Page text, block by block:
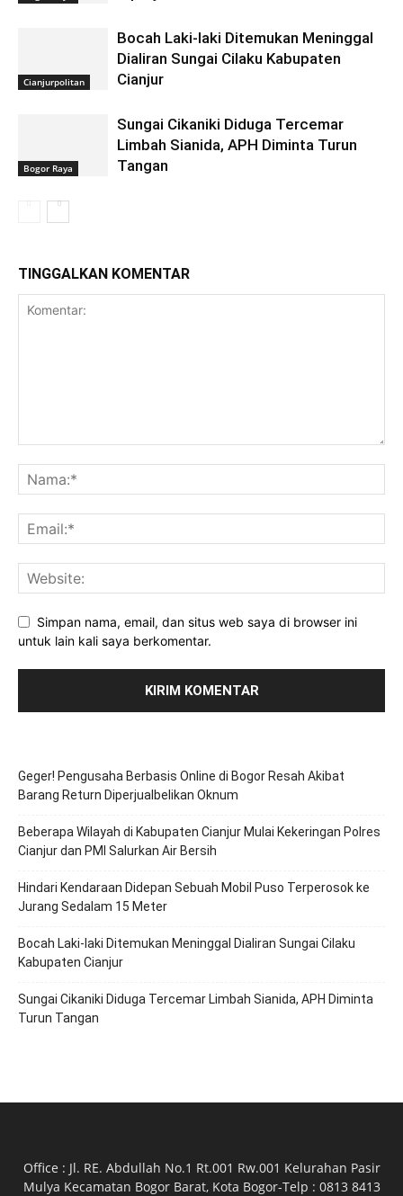
Cianjurpolitan
Bocah Laki-laki Ditemukan Meninggal
Dialiran Sungai Cilaku Kabupaten
Cianjur
Bogor Raya
Sungai Cikaniki Diduga Tercemar
Limbah Sianida, APH Diminta Turun
Tangan
TINGGALKAN KOMENTAR
Simpan nama, email, dan situs web saya di browser ini
untuk lain kali saya berkomentar.
Geger! Pengusaha Berbasis Online di Bogor Resah Akibat
Barang Return Diperjualbelikan Oknum
Beberapa Wilayah di Kabupaten Cianjur Mulai Kekeringan Polres
Cianjur dan PMI Salurkan Air Bersih
Hindari Kendaraan Didepan Sebuah Mobil Puso Terperosok ke
Jurang Sedalam 15 Meter
Bocah Laki-laki Ditemukan Meninggal Dialiran Sungai Cilaku
Kabupaten Cianjur
Sungai Cikaniki Diduga Tercemar Limbah Sianida, APH Diminta
Turun Tangan
Office : Jl. RE. Abdullah No.1 Rt.001 Rw.001 Kelurahan Pasir
Mulya Kecamatan Bogor Barat, Kota Bogor-Telp : 0813 8413